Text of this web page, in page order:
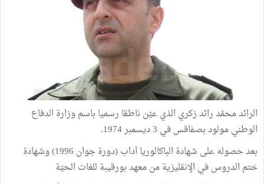
الرائد محمّد رائد زكري الذي عيّن ناطقا رسميا باسم وزارة الدفاع
الوطني مولود بصفاقس في 3 ديسمبر 1974.
بعد حصوله على شهادة الباكالوريا آداب (دورة جوان 1996) وشهادة
ختم الدروس في الإنقليزية من معهد بورقيبة للغات الحيّة